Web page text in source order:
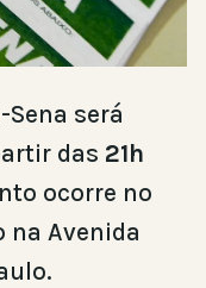
Sena será
das 21h
ocorre no
na Avenida